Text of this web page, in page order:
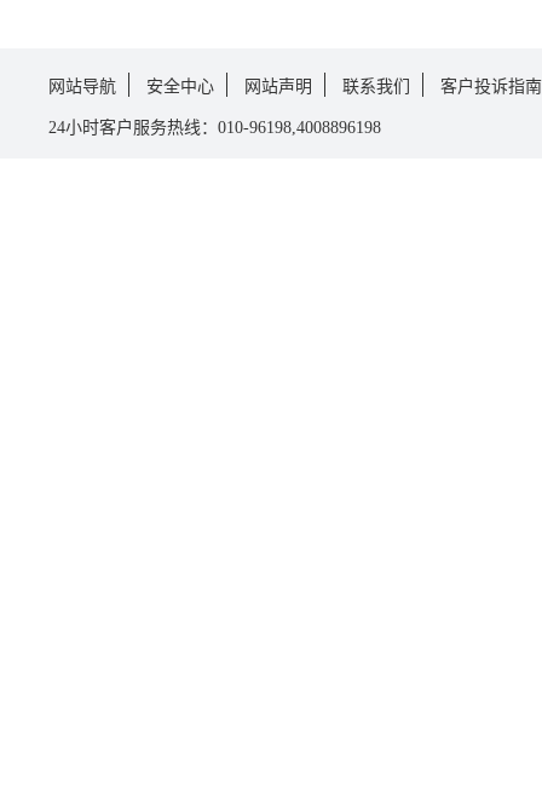
网站导航 安全中心 网站声明 联系我们 客户投诉指南
24小时客户服务热线：010-96198,4008896198